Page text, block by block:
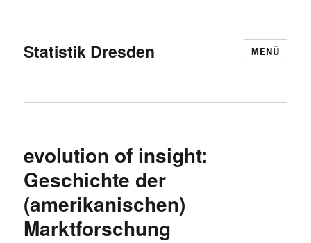
Statistik Dresden MENÜ
evolution of insight:
Geschichte der
(amerikanischen)
Marktforschung